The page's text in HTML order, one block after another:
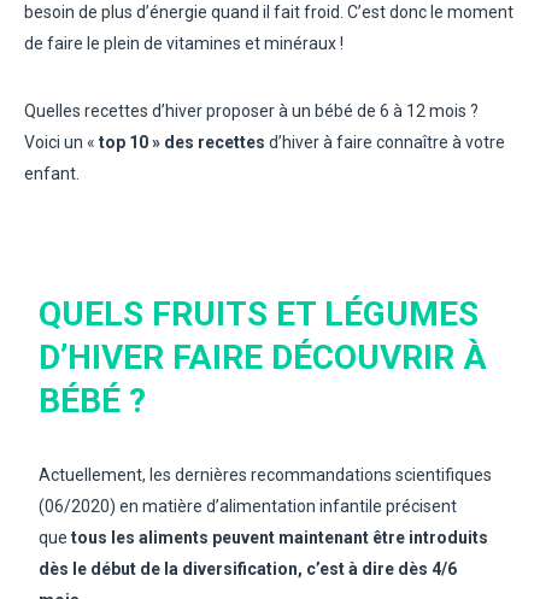
besoin de plus d’énergie quand il fait froid. C’est donc le moment
de faire le plein de vitamines et minéraux !
Quelles recettes d’hiver proposer à un bébé de 6 à 12 mois ?
Voici un « top 10 » des recettes d’hiver à faire connaître à votre
enfant.
QUELS FRUITS ET LÉGUMES
D’HIVER FAIRE DÉCOUVRIR À
BÉBÉ ?
Actuellement, les dernières recommandations scientifiques
(06/2020) en matière d’alimentation infantile précisent
que tous les aliments peuvent maintenant être introduits
dès le début de la diversification, c’est à dire dès 4/6